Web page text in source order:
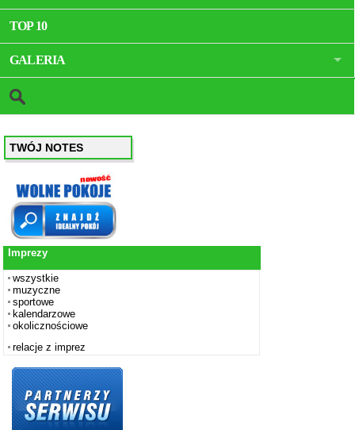
TOP 10
GALERIA
TWÓJ NOTES
Imprezy
wszystkie
muzyczne
sportowe
kalendarzowe
okolicznościowe
relacje z imprez